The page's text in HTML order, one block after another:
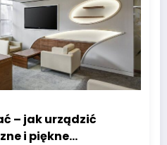
– jak urządzić
i piękne